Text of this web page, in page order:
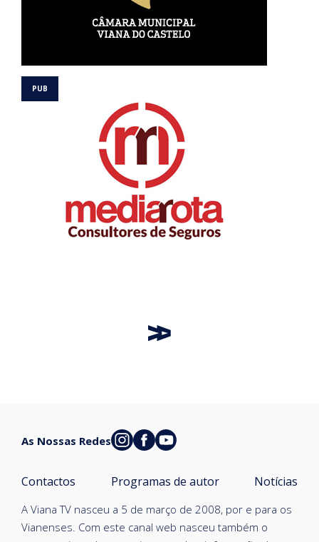
A Viana TV nasceu a 5 de março de 2008, por e para os
Vianenses. Com este canal web nasceu também o
Contactos Programas de autor Notícias
As Nossas Redes